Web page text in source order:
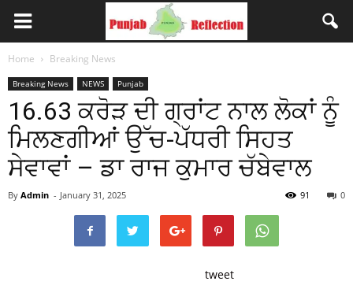
Home Breaking News
Breaking News NEWS Punjab
16.63 ਕਰੋੜ ਦੀ ਗ੍ਰਾਂਟ ਨਾਲ ਲੋਕਾਂ ਨੂੰ
ਮਿਲਣਗੀਆਂ ਉੱਚ-ਪੱਧਰੀ ਸਿਹਤ
ਸੇਵਾਵਾਂ – ਡਾ ਰਾਜ ਕੁਮਾਰ ਚੱਬੇਵਾਲ
By Admin - January 31, 2025 0
91
tweet